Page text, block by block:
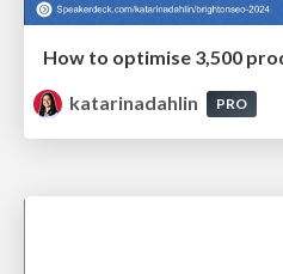
katarinadahlin
PRO